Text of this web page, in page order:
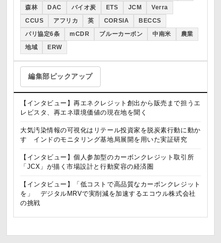
森林 DAC バイオ炭 ETS JCM Verra
CCUS アフリカ 英 CORSIA BECCS
パリ協定6条 mCDR ブルーカーボン 中南米 農業
地域 ERW
編集部ピックアップ
【インタビュー】再エネクレジット創出から販売まで担うエ
レビスタ、再エネ環境価値の現在地を聞く
大気汚染情報の可視化はリテール投資家を脱炭素行動に動か
す インドのモニタリング基地局展開を用いた実証研究
【インタビュー】個人参加型のカーボンクレジット取引所
「JCX」が描く市場設計と行動変容の経済圏
【インタビュー】「低コストで高品質なカーボンクレジット
を」 デジタルMRVで実削減を加速するエコウル株式会社
の挑戦